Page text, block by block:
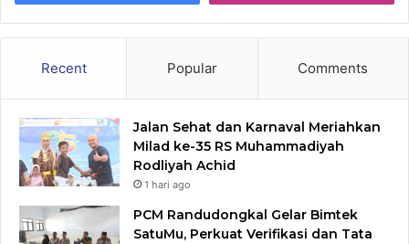
Recent Popular Comments
Jalan Sehat dan Karnaval Meriahkan
Milad ke-35 RS Muhammadiyah
Rodliyah Achid
1 hari ago
PCM Randudongkal Gelar Bimtek
SatuMu, Perkuat Verifikasi dan Tata